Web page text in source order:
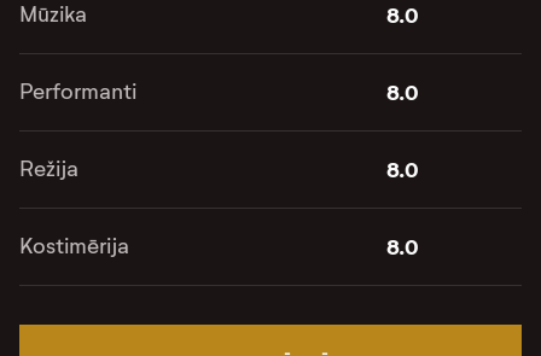
Mūzika 8.0
Performanti 8.0
Režija 8.0
Kostimērija 8.0